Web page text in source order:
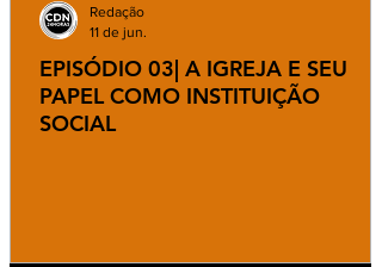
EPISÓDIO 03| A IGREJA E SEU
PAPEL COMO INSTITUIÇÃO
SOCIAL
Redação
11 de jun.